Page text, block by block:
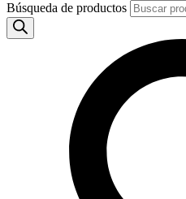
Búsqueda de productos